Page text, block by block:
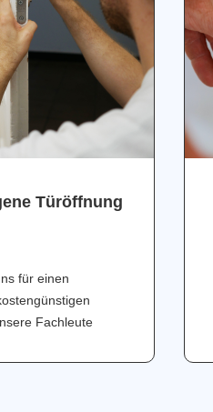
Türöffnung
für einen
Fachleute